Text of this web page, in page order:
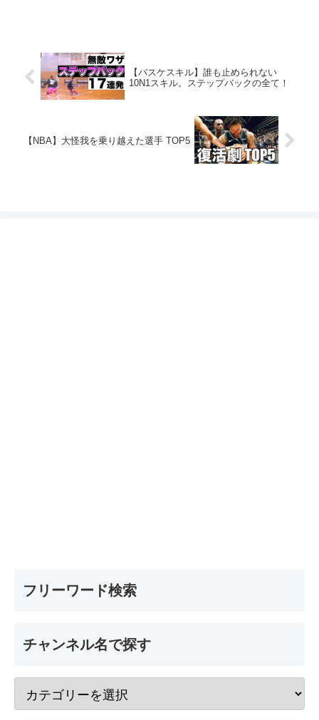
【バスケスキル】誰も止められない
10N1スキル。ステップバックの全て！
【NBA】大怪我を乗り越えた選手 TOP5
フリーワード検索
チャンネル名で探す